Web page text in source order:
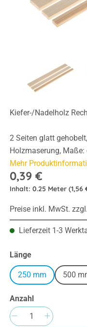
Kiefer-/Nadelholz
2 Seiten glatt
Holzmaserung,
Mehr
0,39 €
Inhalt: 0.25 Meter (1,56
Preise inkl. MwSt.
Lieferzeit 1-3
Längeauswählen
250 mm 500
Anzahl
Produkt